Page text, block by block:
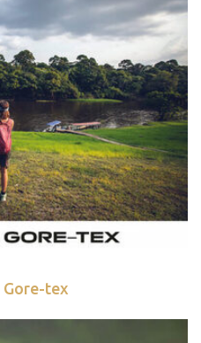
Gore-tex